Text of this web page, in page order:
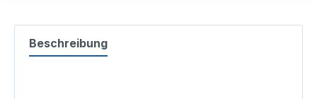
Beschreibung